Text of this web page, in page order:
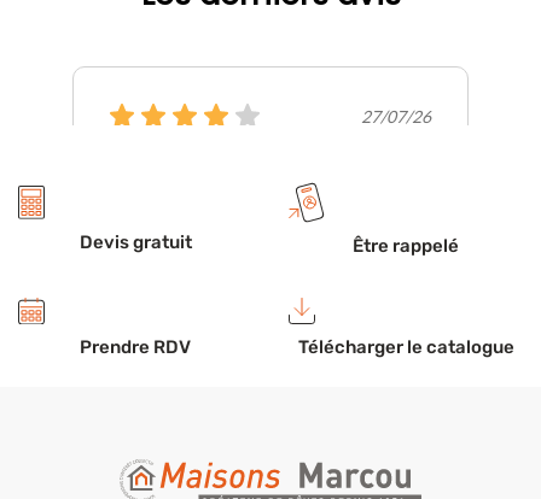
Devis gratuit Être rappelé
Prendre RDV Télécharger le catalogue